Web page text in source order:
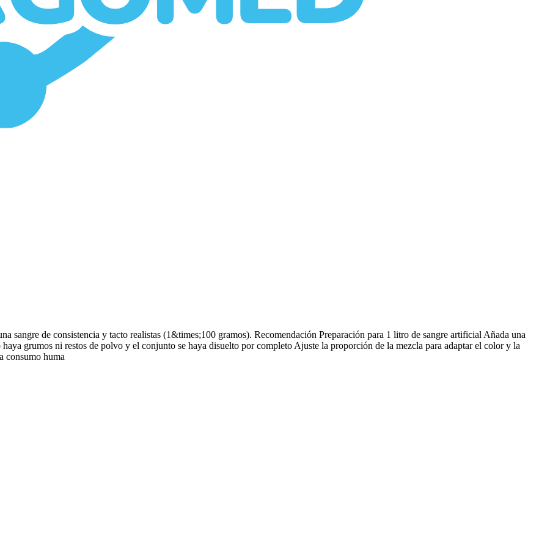
sangre de consistencia y tacto realistas (1&times;100 gramos). Recomendación Preparación para 1 litro de sangre artificial Añada una
grumos ni restos de polvo y el conjunto se haya disuelto por completo Ajuste la proporción de la mezcla para adaptar el color y la
consumo huma